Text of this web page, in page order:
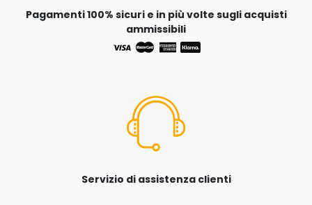
Pagamenti 100% sicuri e in più volte sugli acquisti
ammissibili
Servizio di assistenza clienti